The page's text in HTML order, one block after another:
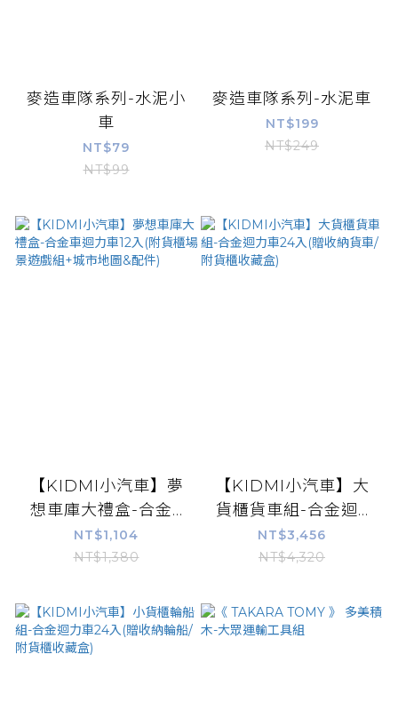
麥造車隊系列-水泥小
車
NT$79
NT$99
麥造車隊系列-水泥車
NT$199
NT$249
【KIDMI小汽車】夢
想車庫大禮盒-合金...
NT$1,104
NT$1,380
【KIDMI小汽車】大
貨櫃貨車組-合金迴...
NT$3,456
NT$4,320